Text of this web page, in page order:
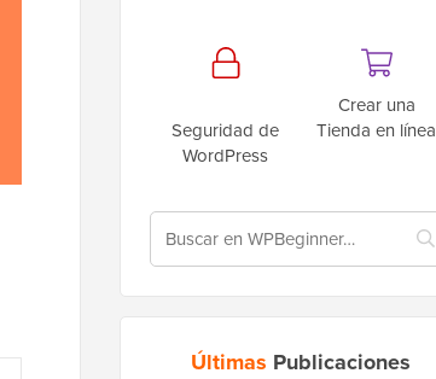
Seguridad de
WordPress
Crear una
Tienda en línea
Últimas Publicaciones